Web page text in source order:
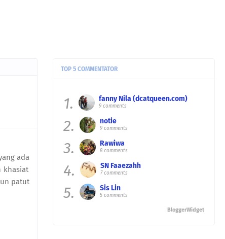
ada
khasiat
patut
TOP 5 COMMENTATOR
1. fanny Nila (dcatqueen.com)
9 comments
2. notie
9 comments
3. Rawiwa
8 comments
4. SN Faaezahh
7 comments
5. Sis Lin
5 comments
BloggerWidget